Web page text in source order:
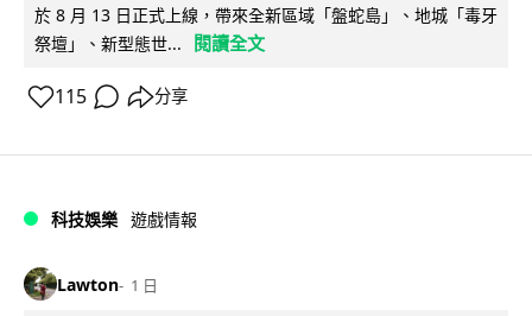
於 8 月 13 日正式上線，帶來全新區域「盤蛇島」、地城「毒牙
祭壇」、新型態世...
閱讀全文
115 分享
科技娛樂 遊戲情報
Lawton 1 日